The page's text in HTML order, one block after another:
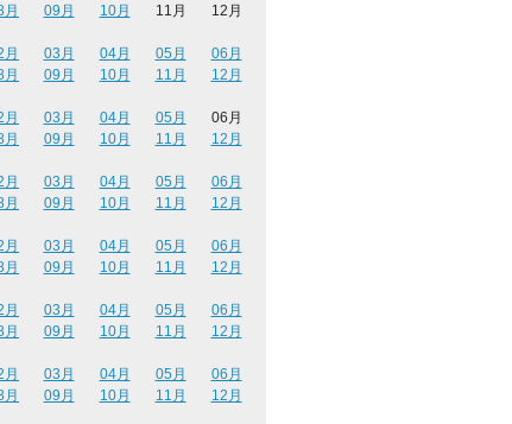
月 09月 10月 11月
12月
月 03月 04月 05月
06月
月 09月 10月 11月
12月
月 03月 04月 05月
06月
月 09月 10月 11月
12月
月 03月 04月 05月
06月
月 09月 10月 11月
12月
月 03月 04月 05月
06月
月 09月 10月 11月
12月
月 03月 04月 05月
06月
月 09月 10月 11月
12月
月 03月 04月 05月
06月
月 09月 10月 11月
12月